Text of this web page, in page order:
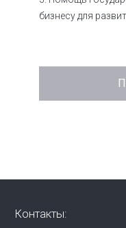
бизнесу для
Контакты: